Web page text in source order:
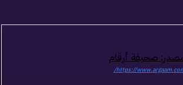
صحيفة أرقام
https://